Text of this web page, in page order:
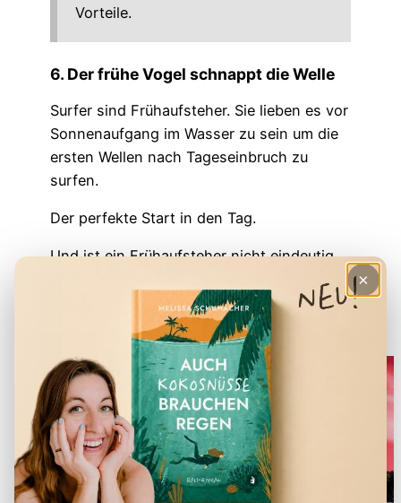
Vorteile.
6. Der frühe Vogel schnappt die Welle
Surfer sind Frühaufsteher. Sie lieben es vor
Sonnenaufgang im Wasser zu sein um die
ersten Wellen nach Tageseinbruch zu
surfen.
Der perfekte Start in den Tag.
Und ist ein Frühaufsteher nicht eindeutig
hotter als ein fauler Langschläfer, der am
Tag zuvor mal wieder zu tief ins Glas
×